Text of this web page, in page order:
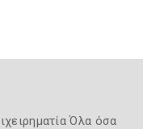
Όλα όσα